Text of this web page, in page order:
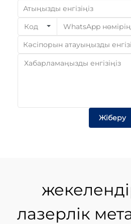
Код
Жіберу
лазерлік